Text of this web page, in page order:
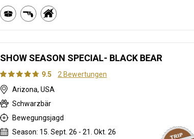
SHOW SEASON SPECIAL- BLACK BEAR
9.5
2 Bewertungen
Arizona, USA
Schwarzbär
Bewegungsjagd
Season: 15. Sept. 26 - 21. Okt. 26